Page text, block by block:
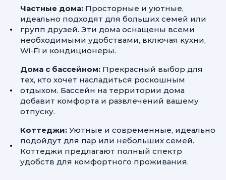
Частные дома: Просторные и уютные,
идеально подходят для больших семей или
групп друзей. Эти дома оснащены всеми
необходимыми удобствами, включая кухни,
Wi-Fi и кондиционеры.
Дома с бассейном: Прекрасный выбор для
тех, кто хочет насладиться роскошным
отдыхом. Бассейн на территории дома
добавит комфорта и развлечений вашему
отпуску.
Коттеджи: Уютные и современные, идеально
подойдут для пар или небольших семей.
Коттеджи предлагают полный спектр
удобств для комфортного проживания.